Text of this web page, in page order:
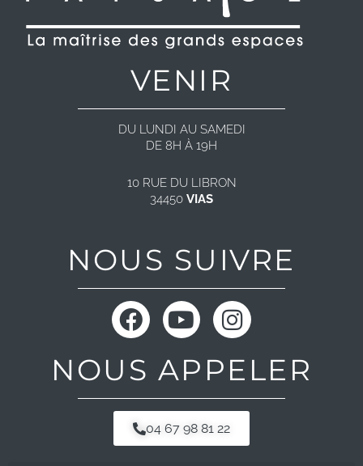
VENIR
DU LUNDI AU SAMEDI
DE 8H À 19H
10 RUE DU LIBRON
34450 VIAS
NOUS SUIVRE
F
a
c
e
b
o
o
Y
o
u
t
u
b
e
I
n
s
t
a
r
NOUS APPELER
04 67 98 81 22